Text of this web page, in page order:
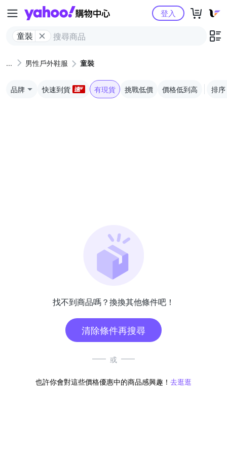
Yahoo購物中心
童裝
登入
男性戶外鞋服 童裝
品牌 快速到貨 有現貨 挑戰低價 價格低到高 排序
找不到商品嗎？換換其他條件吧！
清除條件再搜尋
或
也許你會對這些價格優惠中的商品感興趣！ 去逛逛